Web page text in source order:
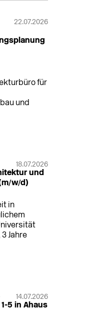
22.07.2026
für
und
18.07.2026
und
w/d)
in
Jahre
14.07.2026
5 in Ahaus